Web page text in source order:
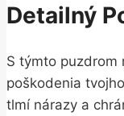
Detailný
S týmto puzdrom
poškodenia
tlmí nárazy a